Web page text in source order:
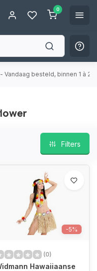
0
- Vandaag besteld, binnen 1 à 2
Filters
-5%
(0)
Hawaiiaanse